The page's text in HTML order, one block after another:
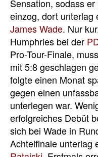
Sensation, sodass
einzog, dort unterlag
James Wade. Nur
Humphries bei der
Pro-Tour-Finale,
mit 5:8 geschlagen
folgte einen Monat
gegen einen
unterlegen war.
erfolgreiches Debüt
sich bei Wade in
Achtelfinale unterlag